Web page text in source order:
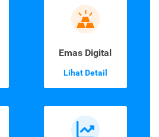
Emas Digital
Lihat Detail